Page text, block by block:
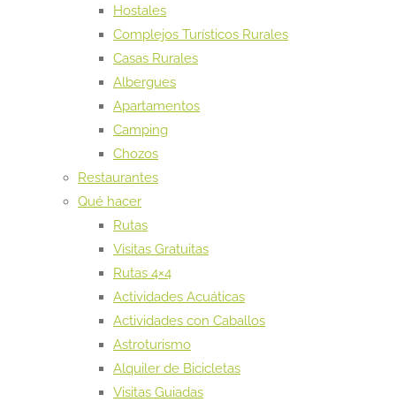
Hostales
Complejos Turísticos Rurales
Casas Rurales
Albergues
Apartamentos
Camping
Chozos
Restaurantes
Qué hacer
Rutas
Visitas Gratuitas
Rutas 4×4
Actividades Acuáticas
Actividades con Caballos
Astroturismo
Alquiler de Bicicletas
Visitas Guiadas